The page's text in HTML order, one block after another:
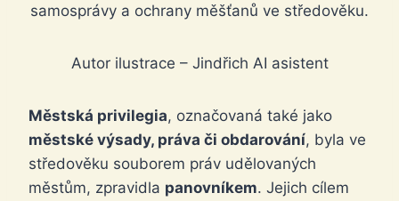
samosprávy a ochrany měšťanů ve středověku.
Autor ilustrace – Jindřich AI asistent
Městská privilegia, označovaná také jako
městské výsady, práva či obdarování, byla ve
středověku souborem práv udělovaných
městům, zpravidla panovníkem. Jejich cílem